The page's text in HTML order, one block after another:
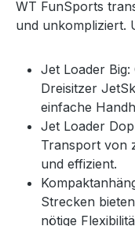
WT FunSports
und unkompliziert.
Jet Loader
Dreisitzer
einfache
Jet Loader
Transport von
und effizient.
Strecken
nötige